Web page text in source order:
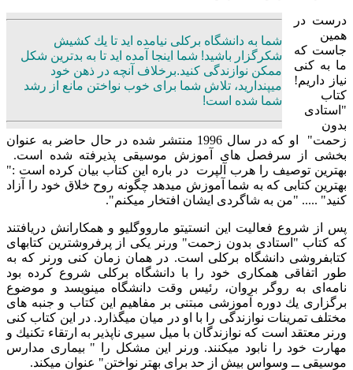
شما به دانشگاه بركلی نیامده اید تا یك كشیش
شكرگزار باشید! شما اینجا آمده اید تا به بدترین شكل
ممكن نوازندگی كنید.برخلاف آنچه در ذهن خود
میپندارید، تلاش شما برای خوب نواختن مانع از رشد
شما شده است!
درست در
همین
جاست كه
ما به كنی
نیاز داریم!
كتاب
"‌استادی
بدون
زحمت" او كه در سال 1996 منتشر شده در حال حاضر به عنوان
بخشی از سرفصل های آموزش موسیقی پذیرفته شده است.
بهترین توصیف را هرب آلپرت در باره این كتاب بیان كرده است :‌"
بهترین كتابی كه به شما آموزش میدهد چگونه روح خلاق خود را آزاد
كنید"‌ ..... "‌من به شاگردی ایشان افتخار میكنم"‌.
پس از شروع فعالیت این انستیتو مارووگلیو و همكارانش دریافتند
كه كتاب "‌استادی بدون زحمت" ورنر یكی از پرفروشترین كتابهای
كتابفروشی دانشگاه بركلی است. در همان زمان كنی ورنر كه به
طور اتفاقی همكاری خود را با دانشگاه بركلی شروع كرده بود
نامه‌ای به روگر بروان، رئیس وقت دانشگاه مینویسد و موضوع
برگزاری یك دوره آموزشی مبتنی بر مفاهیم این كتاب و جنبه های
مختلف تمرینات نوازندگی را با او در میان میگذارد. در این كتاب كنی
ورنر معتقد است كه نوازندگان با میل سیری ناپذیر به ارتقاء تكنیك و
مهارت خود را نابود میكنند. ورنر این مشكل را " بیماری مدارس
موسیقی ــ وسواس بیش از حد برای بهتر نواختن" عنوان میكند.